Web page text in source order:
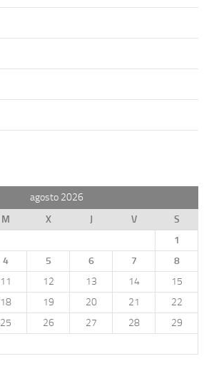
agosto 2026
M X J V
S
1
4 5 6 7
8
11 12 13 14
15
18 19 20 21
22
25 26 27 28
29